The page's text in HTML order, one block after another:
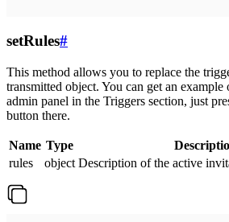
setRules#
This method allows you to replace the
transmitted object. You can get an
admin panel in the Triggers section, just
button there.
Name Type
rules
object Description of the active